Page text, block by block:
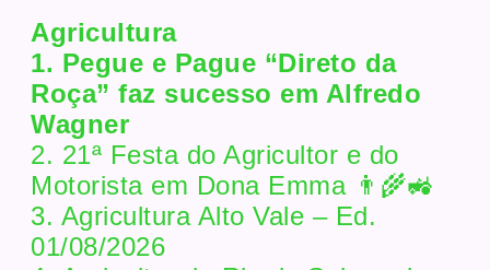
Agricultura
1. Pegue e Pague “Direto da
Roça” faz sucesso em Alfredo
Wagner
2. 21ª Festa do Agricultor e do
Motorista em Dona Emma 👨‍🌾🚜
3. Agricultura Alto Vale – Ed.
01/08/2026